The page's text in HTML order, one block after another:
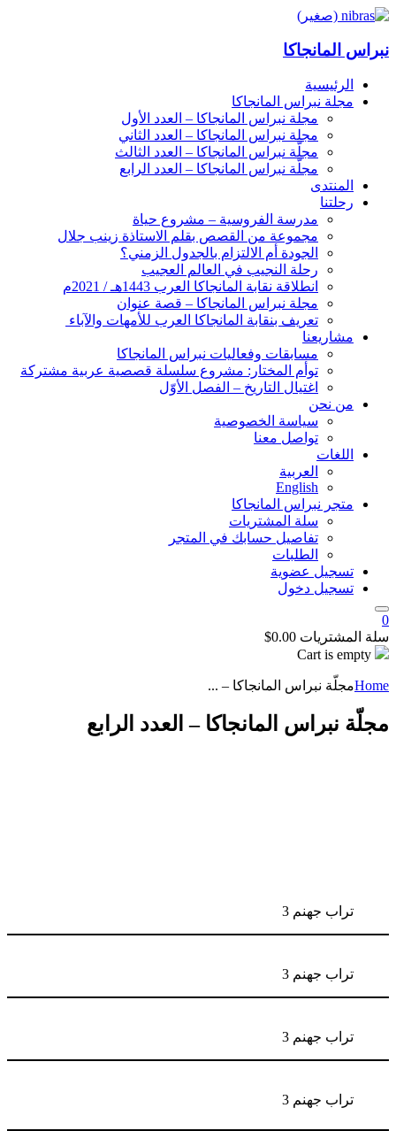
نبراس المانجاكا
الرئيسية
مجلة نبراس المانجاكا
مجلة نبراس المانجاكا – العدد الأول
مجلة نبراس المانجاكا – العدد الثاني
مجلّة نبراس المانجاكا – العدد الثالث
مجلّة نبراس المانجاكا – العدد الرابع
المنتدى
رحلتنا
مدرسة الفروسية – مشروع حياة
مجموعة من القصص بقلم الاستاذة زينب جلال
الجودة أم الالتزام بالجدول الزمني؟
رحلة النجيب في العالم العجيب
انطلاقة نقابة المانجاكا العرب 1443هـ / 2021م
مجلة نبراس المانجاكا – قصة عنوان
تعريف بنقابة المانجاكا العرب للأمهات والآباء
مشاريعنا
مسابقات وفعاليات نبراس المانجاكا
توأم المختار: مشروع سلسلة قصصية عربية مشتركة
اغتيال التاريخ – الفصل الأوّل
من نحن
سياسة الخصوصية
تواصل معنا
اللغات
العربية
English
متجر نبراس المانجاكا
سلة المشتريات
تفاصيل حسابك في المتجر
الطلبات
تسجيل عضوية
تسجيل دخول
0
سلة المشتريات
$0.00
Homeمجلّة نبراس المانجاكا – ...
مجلّة نبراس المانجاكا – العدد الرابع
تراب جهنم 3
تراب جهنم 3
تراب جهنم 3
تراب جهنم 3